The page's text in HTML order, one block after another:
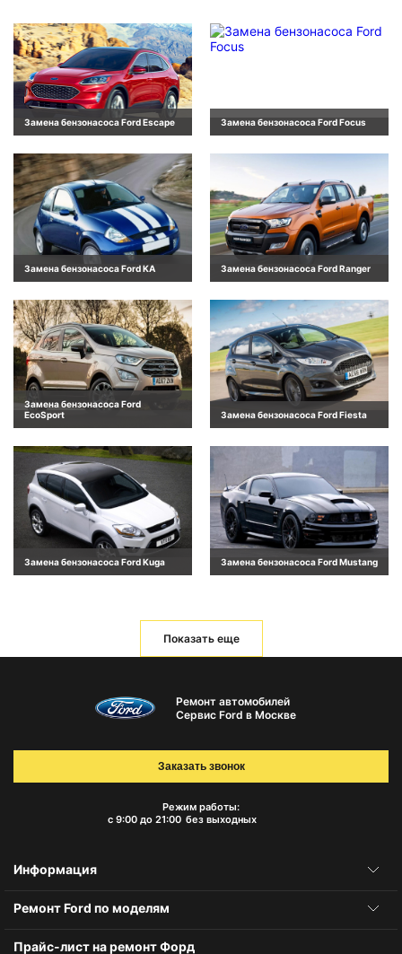
Замена бензонасоса Ford Escape Замена бензонасоса Ford Focus
Замена бензонасоса Ford KA Замена бензонасоса Ford Ranger
Замена бензонасоса Ford
EcoSport
Замена бензонасоса Ford Fiesta
Замена бензонасоса Ford Kuga Замена бензонасоса Ford Mustang
Показать еще
Ремонт автомобилей
Сервис Ford в Москве
Режим работы:
с 9:00 до 21:00 без выходных
Заказать звонок
Информация
Ремонт Ford по моделям
Прайс-лист на ремонт Форд